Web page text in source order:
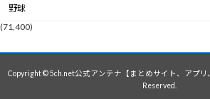
野球
(71,400)
Copyright © 5ch.net公式アンテナ【まとめサイト、アプリ
Reserved.